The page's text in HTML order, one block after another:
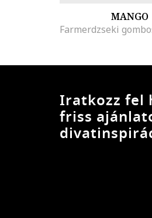
MANGO
Iratkozz fel
friss